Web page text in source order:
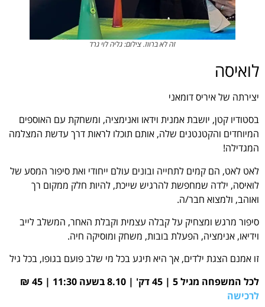
זה לא ברווז. צילום: גליה לוי גרד
לואיסה
יצירתה של איריס דומאני
בסטודיו קטן, יושבת אמנית וידאו ואנימציה, ומשחקת עם האוספים
המיוחדים והקטנטנים שלה, אותם תוכלו לראות דרך עדשת המצלמה
המגדילה!
לאט לאט, הם קמים לתחייה ובונים עולם ייחודי ואת סיפור המסע של
לואיסה, ילדה שמחפשת להרגיש שייכת, להיות חלק ממקום רך
ואוהב, ולמצוא חבר/ה.
סיפור מרגש ומצחיק על קבלה עצמית וקבלת האחר, המשלב לייב
וידיאו, אנימציה, הפעלת בובות, משחק ומוסיקה חיה.
זו אמנם הצגת ילדים, אך היא תיגע בכל מי שלב פועם בגופו, בכל גיל
לכל המשפחה מגיל 5 | 45 דק' | 8.10 בשעה 11:30 | 45 ₪
לרכישה